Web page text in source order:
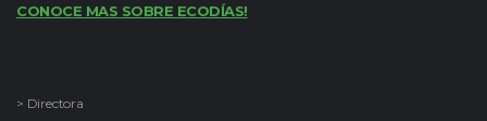
CONOCE MAS SOBRE ECODÍAS!
> Directora